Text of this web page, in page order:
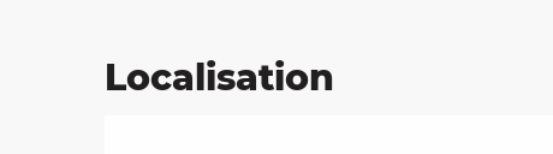
Localisation